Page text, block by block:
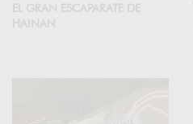
EL GRAN ESCAPARATE DE
HAINAN